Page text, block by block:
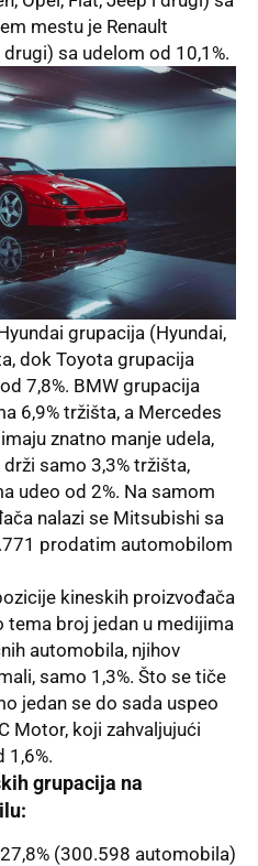
mestu je Renault
sa udelom od 10,1%.
grupacija (Hyundai,
dok Toyota grupacija
7,8%. BMW grupacija
6,9% tržišta, a Mercedes
znatno manje udela,
samo 3,3% tržišta,
udeo od 2%. Na samom
nalazi se Mitsubishi sa
prodatim automobilom
kineskih proizvođača
tema broj jedan u medijima
automobila, njihov
samo 1,3%. Što se tiče
jedan se do sada uspeo
Motor, koji zahvaljujući
1,6%.
grupacija na
(300.598 automobila)